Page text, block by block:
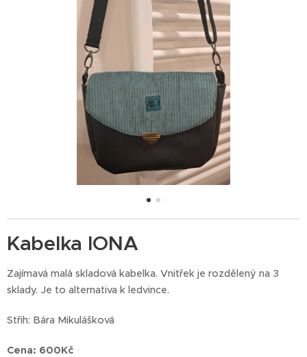
Kabelka IONA
Zajímavá malá skladová kabelka. Vnitřek je rozdělený na 3
sklady. Je to alternativa k ledvince.
Střih: Bára Mikulášková
Cena: 600Kč